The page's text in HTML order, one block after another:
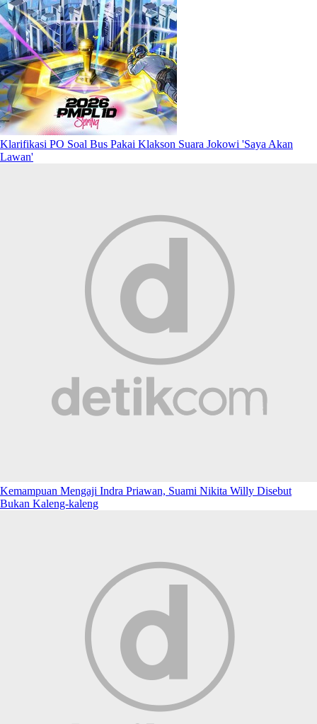
Klarifikasi PO Soal Bus Pakai Klakson Suara Jokowi 'Saya Akan
Lawan'
Kemampuan Mengaji Indra Priawan, Suami Nikita Willy Disebut
Bukan Kaleng-kaleng